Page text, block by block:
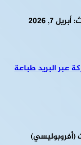
7, 2026
عبر البريدطباعة
(أفروبوليسي)